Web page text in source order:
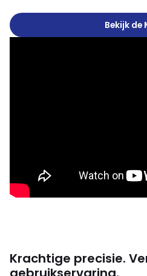
Bekijk de
Krachtige precisie.